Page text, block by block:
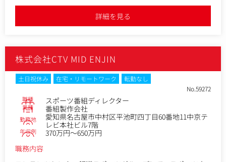
・報道記者…事件・事故の取材、現場リポート、ドキュメン
案件拡大に伴う補強採用となります。経験者は勿論、テレビ
業界を志す方からのご応募お待ちしております。
●新しいエンタメ創出への取り組みなど、先進的な姿勢
●マスメディアンからの採用実績あり
詳細を見る
株式会社CTV MID ENJIN
土日祝休み 在宅・リモートワーク
転勤なし
No.59272
職種 スポーツ番組ディレクター
業種 番組製作会社
勤務地
愛知県名古屋市中村区平池町四丁目60番地11中京テ
レビ本社ビル7階
年収例
370万円～650万円
職務内容